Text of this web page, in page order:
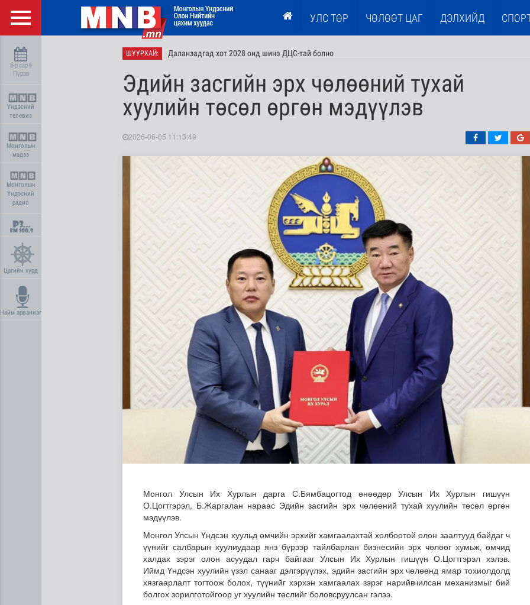
УЛС ТӨР ЧӨЛӨӨТ ЦАГ ДЭЛХИЙД
8-р сар 6
Пүрэв
Үндэсний
телевиз
Монголын
мэдээ
Монголын
Үндэсний
радио
Цагийн хүрд
Найм арваннэг
ШУУРХАЙ: Даланзадгад хот 2028 онд шинэ ДЦС-тай болно
Дундговь аймагт Нарны цахилгаан станц барих ажил үргэлжилж байна
Эдийн засгийн эрх чөлөөний тухай
хуулийн төсөл өргөн мэдүүлэв
2026-06-05 11:13:49
Монгол Улсын Их Хурлын дарга С.Бямбацогтод өнөөдөрУлсын Их Хурлын гишүүн
О.Цогтгэрэл, Б.Жаргалан нараас Эдийн засгийн эрх чөлөөний тухай хуулийн төсөл өргөн
мэдүүлэв.
Монгол Улсын Үндсэн хуульд өмчийн эрхийг хамгаалахтай холбоотой олон заалтууд байдаг ч
үүнийг салбарын хуулиудаар янз бүрээр тайлбарлан бизнесийн эрх чөлөөг хумьж, өмчид
халдах зэрэг олон асуудал гарч байгааг Улсын Их Хурлын гишүүн О.Цогтгэрэл хэлэв.
Иймд Үндсэн хуулийн үзэл санааг дэлгэрүүлэх, эдийн засгийн эрх чөлөөнд ямар тохиолдолд
хязгаарлалт тогтоож болох, түүнийг хэрхэн хамгаалах зэрэг нарийвчилсан механизмыг бий
болгох зорилготойгоор уг хуулийн төслийг боловсруулсан гэлээ.